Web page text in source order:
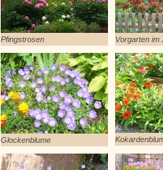
Pfingstrosen Vorgarten im
Glockenblume